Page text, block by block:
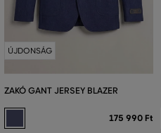
ÚJDONSÁG
ZAKÓ GANT JERSEY BLAZER
175 990 Ft